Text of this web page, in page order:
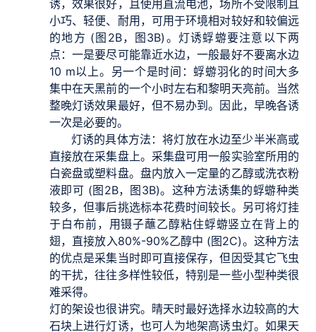
诱，效果很好，且使用直流电池，场所不受限制且
小巧、轻便、耐用，可用于环境相对较好和较偏远
的地方 (图2B，图3B)。灯诱蜉蝣要注意以下两
点：一是要尽可能靠近水边，一般最好不要离水边
10 m以上。另一个是时间：蜉蝣羽化的时间大多
集中在天黑前的一个小时左右和黎明天亮前。当然
整晚灯诱效果最好，但不易办到。因此，早晚各诱
一次是必要的。
灯诱的具体方法：将灯放在水边至少半米高或
直接放在采集盘上。采集盘可用一般实验室所用的
白瓷盘或塑料盘。盘内放入一定量的乙醇或洗衣粉
液即可 (图2B，图3B)。这种方法诱集的蜉蝣种类
较多，但事后挑选标本花费时间较长。另可将灯挂
于白布前，用镊子蘸乙醇粘住蜉蝣竖立在背上的
翅，直接放入80%-90%乙醇中 (图2C)。这种方法
的优点是采集当时即可直接保存，但因受其它飞虫
的干扰，往往多样性较低，特别是一些小型种类很
难采得。
灯的架设也很讲究。晴天时最好选择水边较高的大
石块上进行灯诱，也可人为地架高诱虫灯。如果天